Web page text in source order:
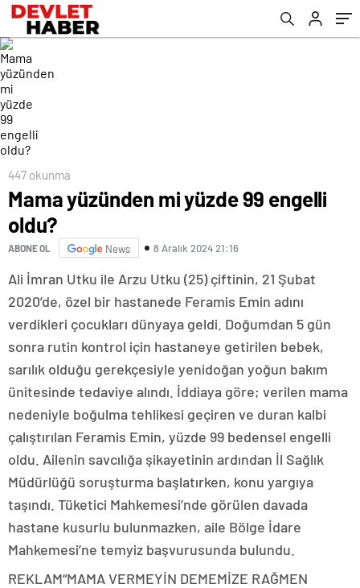
447 okunma
Mama yüzünden mi yüzde 99 engelli
oldu?
ABONE OL News 8 Aralık 2024 21:16
Ali İmran Utku ile Arzu Utku (25) çiftinin, 21 Şubat
2020’de, özel bir hastanede Feramis Emin adını
verdikleri çocukları dünyaya geldi. Doğumdan 5 gün
sonra rutin kontrol için hastaneye getirilen bebek,
sarılık olduğu gerekçesiyle yenidoğan yoğun bakım
ünitesinde tedaviye alındı. İddiaya göre; verilen mama
nedeniyle boğulma tehlikesi geçiren ve duran kalbi
çalıştırılan Feramis Emin, yüzde 99 bedensel engelli
oldu. Ailenin savcılığa şikayetinin ardından İl Sağlık
Müdürlüğü soruşturma başlatırken, konu yargıya
taşındı. Tüketici Mahkemesi’nde görülen davada
hastane kusurlu bulunmazken, aile Bölge İdare
Mahkemesi’ne temyiz başvurusunda bulundu.
REKLAM“MAMA VERMEYİN DEMEMİZE RAĞMEN